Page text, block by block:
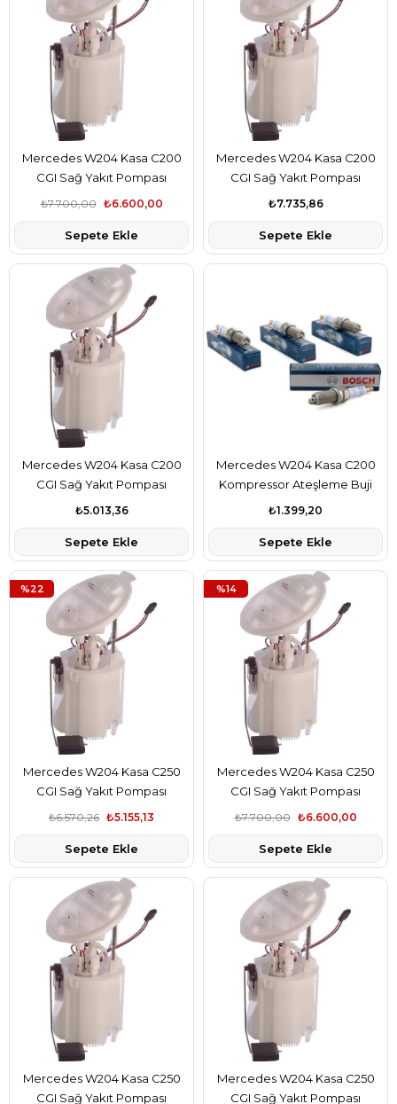
Mercedes W204 Kasa C200
CGI Sağ Yakıt Pompası
Şamandıralı Pierburg Marka
₺6.600,00
₺7.700,00
Sepete Ekle
Mercedes W204 Kasa C200
CGI Sağ Yakıt Pompası
Şamandıralı Bosch Marka
₺7.735,86
Sepete Ekle
Mercedes W204 Kasa C200
CGI Sağ Yakıt Pompası
Şamandıralı Delphi Marka
₺5.013,36
Sepete Ekle
Mercedes W204 Kasa C200
Kompressor Ateşleme Buji
Takımı Bosch Marka
₺1.399,20
Sepete Ekle
Mercedes W204 Kasa C250
CGI Sağ Yakıt Pompası
Şamandıralı Hella Marka
₺5.155,13
₺6.570,26
Sepete Ekle
%22
Mercedes W204 Kasa C250
CGI Sağ Yakıt Pompası
Şamandıralı Pierburg Marka
₺6.600,00
₺7.700,00
Sepete Ekle
%14
Mercedes W204 Kasa C250
CGI Sağ Yakıt Pompası
Mercedes W204 Kasa C250
CGI Sağ Yakıt Pompası